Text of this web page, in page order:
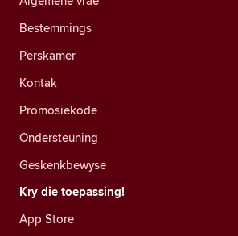
Bestemmings
Perskamer
Kontak
Promosiekode
Ondersteuning
Geskenkbewyse
Kry die toepassing!
App Store